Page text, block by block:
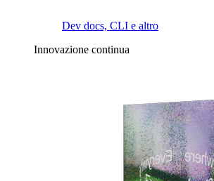
Dev docs, CLI e altro
Innovazione continua